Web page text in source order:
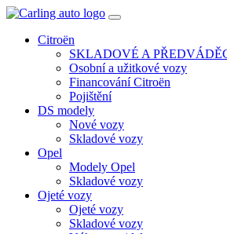
Toggle
Citroën
SKLADOVÉ A
Osobní a užitkové vozy
Financování Citroën
Pojištění
DS modely
Nové vozy
Skladové vozy
Opel
Modely Opel
Skladové vozy
Ojeté vozy
Ojeté vozy
Skladové vozy